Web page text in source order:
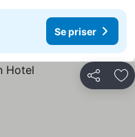
Se priser
Dela